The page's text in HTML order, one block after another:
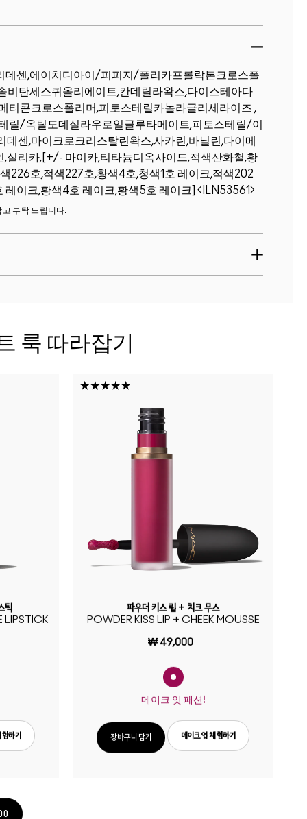
데센,에이치디아이/피피지/폴리카프롤락톤크로스폴
비탄세스퀴올리에이트,칸데릴라왁스,다이스테아다
콘크로스폴리머,피토스테릴카놀라글리세라이즈 ,
릴/옥틸도데실라우로일글루타메이트,피토스테릴/이
센,마이크로크리스탈린왁스,사카린,바닐린,다이메
실리카,[+/- 마이카,티타늄디옥사이드,적색산화철,황
226호,적색227호,황색4호,청색1호 레이크,적색202
이크,황색4호 레이크,황색5호 레이크]
ILN53561
부탁 드립니다.
룩 따라잡기
틱
LIPSTICK
하기
파우더 키스 립 + 치크 무스
POWDER KISS LIP + CHEEK MOUSSE
₩ 49,000
메이크 잇 패션!
장바구니 담기 메이크업 체험하기